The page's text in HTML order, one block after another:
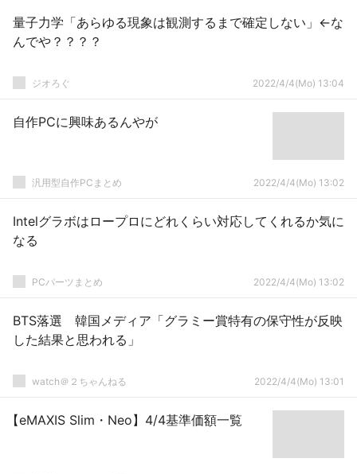
量子力学「あらゆる現象は観測するまで確定しない」←な
んでや？？？？
ジオろぐ 2022/4/4(Mo) 13:04
自作PCに興味あるんやが
汎用型自作PCまとめ 2022/4/4(Mo) 13:02
Intelグラボはロープロにどれくらい対応してくれるか気に
なる
PCパーツまとめ 2022/4/4(Mo) 13:02
BTS落選 韓国メディア「グラミー賞特有の保守性が反映
した結果と思われる」
watch＠２ちゃんねる 2022/4/4(Mo) 13:01
【eMAXIS Slim・Neo】4/4基準価額一覧